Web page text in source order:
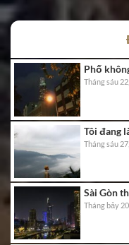
Phố
Tháng sáu
Tôi đang
Tháng sáu
Sài Gòn
Tháng bảy